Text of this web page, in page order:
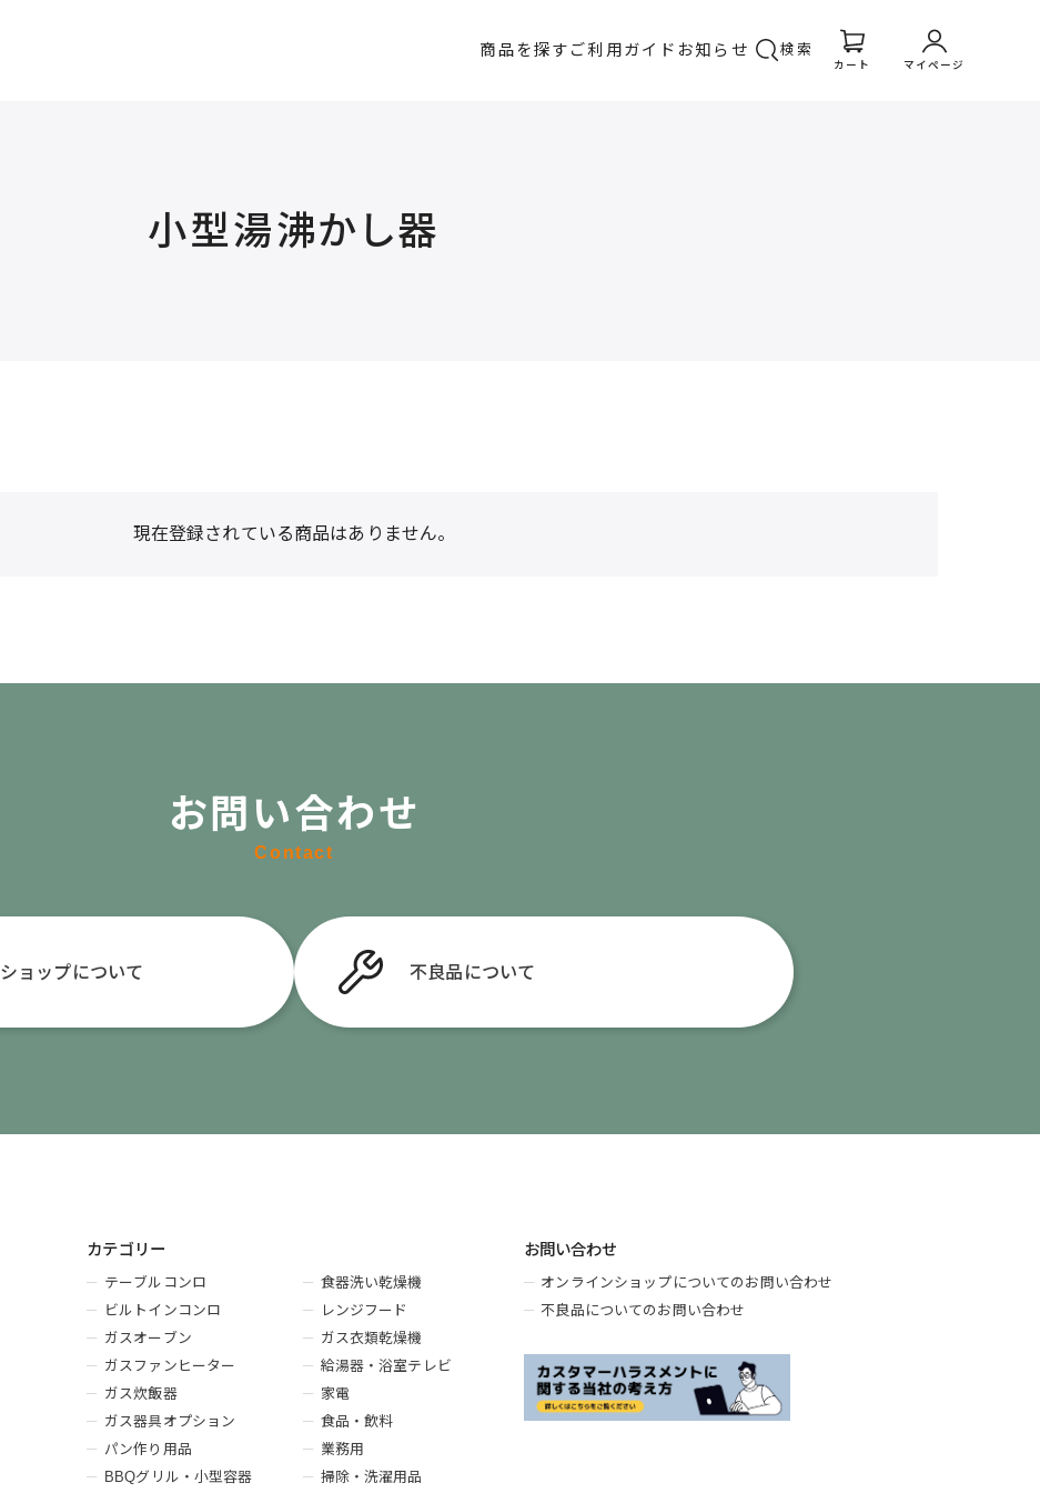
商品を探す ご利用ガイド お知らせ 検索
カート マイページ
小型湯沸かし器
現在登録されている商品はありません。
お問い合わせ
Contact
ショップについて 不良品 について
カテゴリー
テーブルコンロ
ビルトインコンロ
ガスオーブン
ガスファンヒーター
ガス炊飯器
ガス器具オプション
パン作り用品
BBQグリル・小型容器
食器洗い乾燥機
レンジフード
ガス衣類乾燥機
給湯器・浴室テレビ
家電
食品・飲料
業務用
掃除・洗濯用品
お問い合わせ
オンラインショップについてのお問い合わせ
不良品についてのお問い合わせ